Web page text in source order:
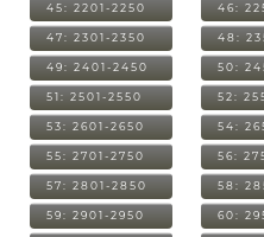
45: 2201-2250 46:
47: 2301-2350 48:
49: 2401-2450 50:
51: 2501-2550 52:
53: 2601-2650 54:
55: 2701-2750 56:
57: 2801-2850 58:
59: 2901-2950 60: